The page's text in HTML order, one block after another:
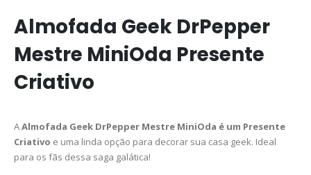
Almofada Geek DrPepper
Mestre MiniOda Presente
Criativo
AAlmofada Geek DrPepper Mestre MiniOda é um Presente
Criativo e uma linda opção para decorar sua casa geek. Ideal
para os fãs dessa saga galática!